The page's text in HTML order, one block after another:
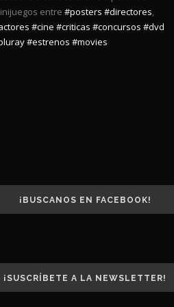
entre #posters #directores,
#cine #criticas #concursos #dvd
#estrenos #movies
¡BUSCANOS EN FACEBOOK!
¡SUSCRÍBETE A LA NEWSLETTER!